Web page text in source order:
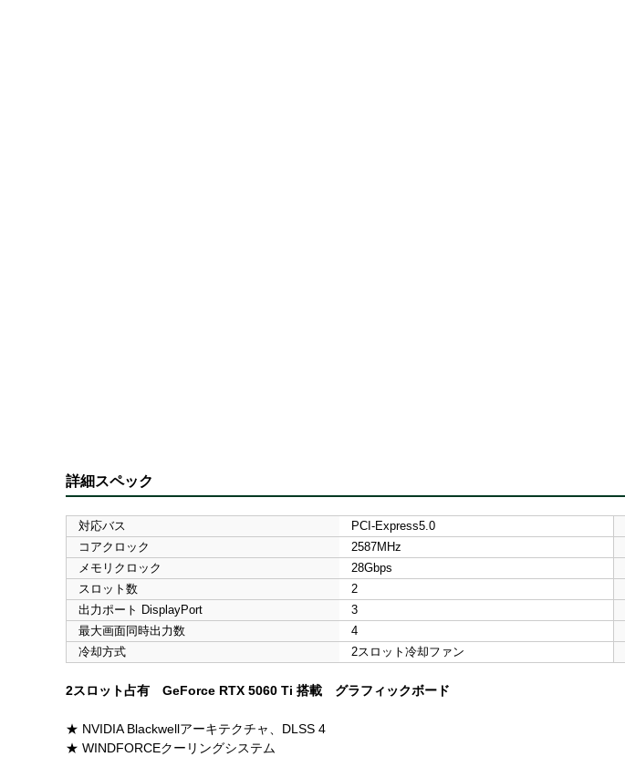
詳細スペック
対応バス PCI-Express5.0
コアクロック
2587MHz
メモリクロック
28Gbps
スロット数
2
出力ポート DisplayPort
3
最大画面同時出力数
4
冷却方式
2スロット冷却ファン
2スロット占有 GeForce RTX 5060 Ti 搭載 グラフィックボード
★ NVIDIA Blackwellアーキテクチャ、DLSS 4
★ WINDFORCEクーリングシステム